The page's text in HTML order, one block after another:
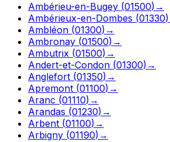
Ambérieu-en-Bugey (01500) →
Ambérieux-en-Dombes (01330)
Ambléon (01300) →
Ambronay (01500) →
Ambutrix (01500) →
Andert-et-Condon (01300) →
Anglefort (01350) →
Apremont (01100) →
Aranc (01110) →
Arandas (01230) →
Arbent (01100) →
Arbigny (01190) →